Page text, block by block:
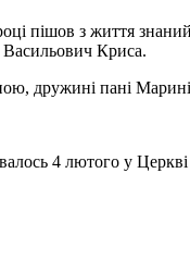
пішов з життя
Криса.
дружині пані
4 лютого у